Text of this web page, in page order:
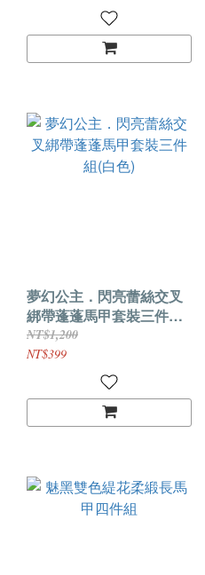
夢幻公主．閃亮蕾絲交叉
綁帶蓬蓬馬甲套裝三件組
(白色)
NT$1,200
NT$399